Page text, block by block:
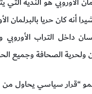
أنه كان حريا بالبرلمان
داخل التراب
ولحرية الصحافة وجميع
“قرار سياسي يحاول